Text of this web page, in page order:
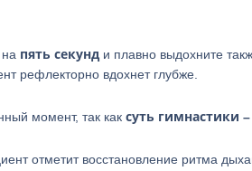
пять секунд и плавно выдохните
рефлекторно вдохнет глубже.
момент, так как суть гимнастики
отметит восстановление ритма